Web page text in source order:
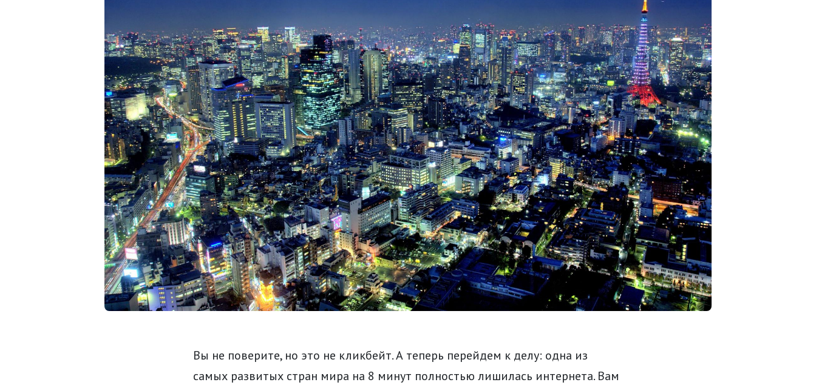
Вы не поверите, но это не кликбейт. А теперь перейдем к делу: одна из
самых развитых стран мира на 8 минут полностью лишилась интернета. Вам